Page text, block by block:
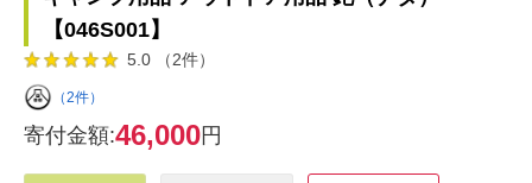
【046S001】
5.0 （2件）
（2件）
寄付金額:46,000円